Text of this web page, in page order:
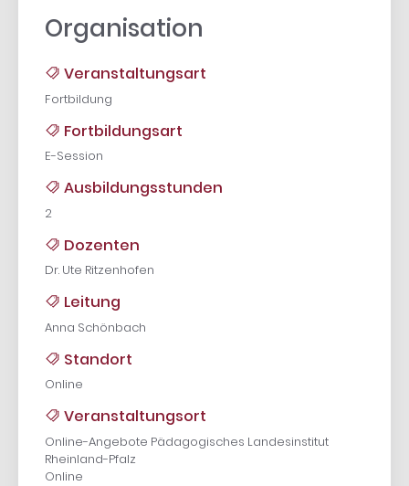
Organisation
Veranstaltungsart
Fortbildung
Fortbildungsart
E-Session
Ausbildungsstunden
2
Dozenten
Dr. Ute Ritzenhofen
Leitung
Anna Schönbach
Standort
Online
Veranstaltungsort
Online-Angebote Pädagogisches Landesinstitut
Rheinland-Pfalz
Online